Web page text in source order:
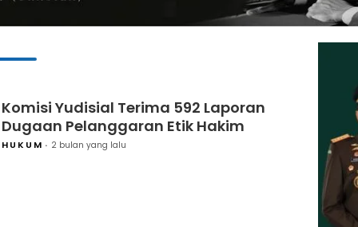
Komisi Yudisial Terima 592 Laporan
Dugaan Pelanggaran Etik Hakim
HUKUM 2 bulan yang lalu